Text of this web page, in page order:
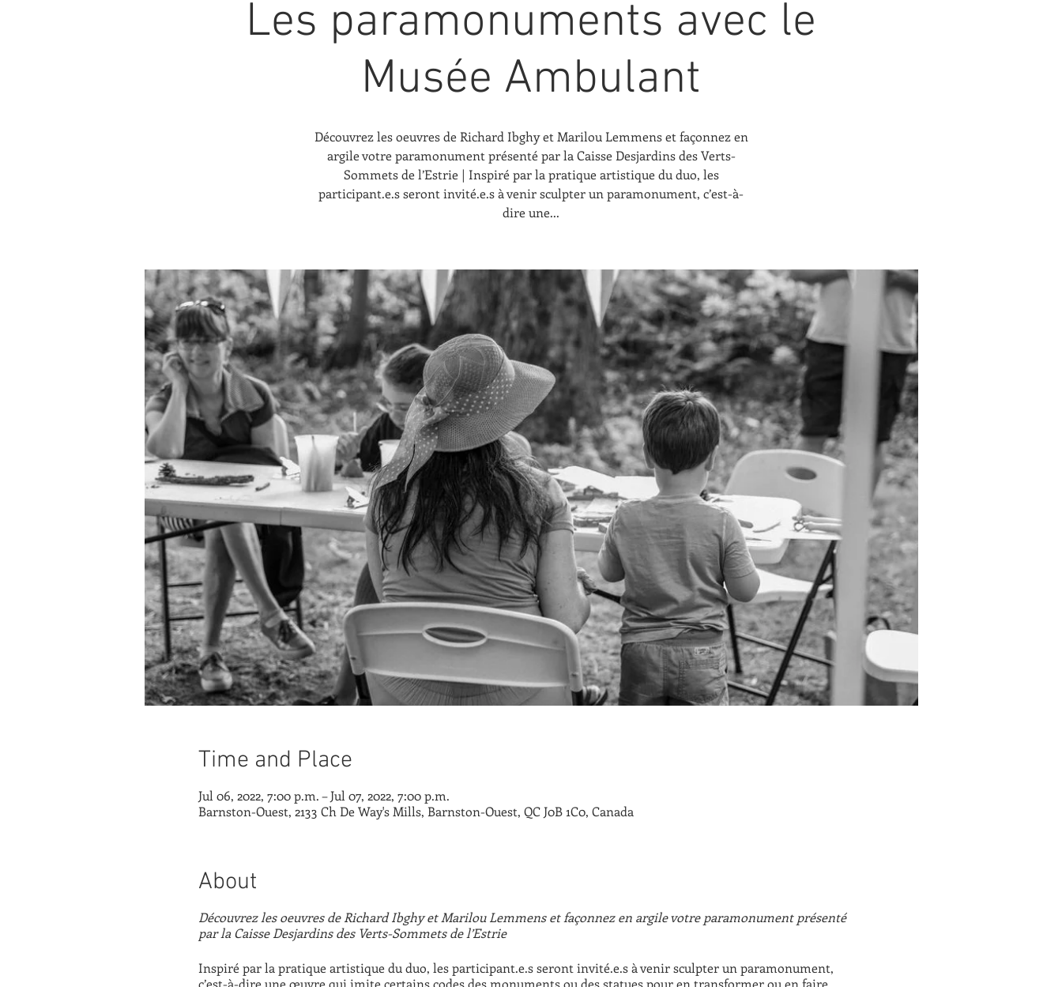
Les paramonuments avec le
Musée Ambulant
Découvrez les oeuvres de Richard Ibghy et Marilou Lemmens et façonnez en
argile votre paramonument présenté par la Caisse Desjardins des Verts-
Sommets de l’Estrie | Inspiré par la pratique artistique du duo, les
participant.e.s seront invité.e.s à venir sculpter un paramonument, c’est-à-
dire une...
Time and Place
Jul 06, 2022, 7:00 p.m. – Jul 07, 2022, 7:00 p.m.
Barnston-Ouest, 2133 Ch De Way's Mills, Barnston-Ouest, QC J0B 1C0, Canada
About
Découvrez les oeuvres de Richard Ibghy et Marilou Lemmens et façonnez en argile votre paramonument présenté
par la Caisse Desjardins des Verts-Sommets de l’Estrie
Inspiré par la pratique artistique du duo, les participant.e.s seront invité.e.s à venir sculpter un paramonument,
c’est-à-dire une œuvre qui imite certains codes des monuments ou des statues pour en transformer ou en faire